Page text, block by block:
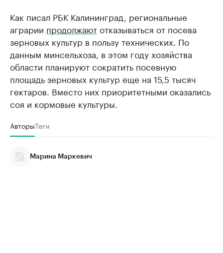
Как писал РБК Калининград, региональные
аграрии продолжаютотказываться от посева
зерновых культур в пользу технических. По
данным минсельхоза, в этом году хозяйства
области планируют сократить посевную
площадь зерновых культур еще на 15,5 тысяч
гектаров. Вместо них приоритетными оказались
соя и кормовые культуры.
АвторыТеги
Марина Маркевич